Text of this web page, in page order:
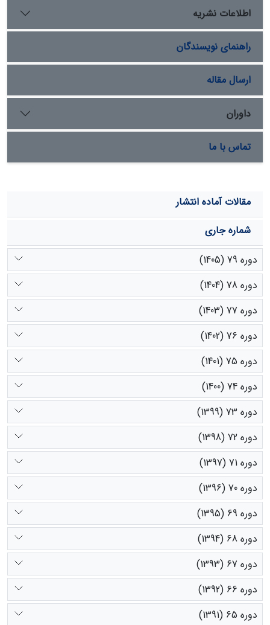
است. بیشترین وزن خشک ریشه در گونۀ
Medicago sativa
با کاربرد 4 گرم زئولیت می­باشد. طول ریشۀ تر در هر سه گونۀ
گیاهی مورد نظر در هیچ یک از تیمارها تفاوت معنی­داری
نداشت.
اطلاعات نشریه
راهنمای نویسندگان
ارسال مقاله
داوران
تماس با ما
مقالات آماده انتشار
شماره جاری
دوره 79 (1405)
دوره 78 (1404)
دوره 77 (1403)
دوره 76 (1402)
دوره 75 (1401)
دوره 74 (1400)
دوره 73 (1399)
دوره 72 (1398)
دوره 71 (1397)
دوره 70 (1396)
دوره 69 (1395)
دوره 68 (1394)
دوره 67 (1393)
دوره 66 (1392)
دوره 65 (1391)